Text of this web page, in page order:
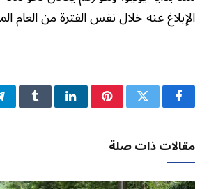
الإبلاغ عنه خلال نفس الفترة من العام
فيسبوكتويتر بينتيريستلينكدإن
مقالات ذات صلة